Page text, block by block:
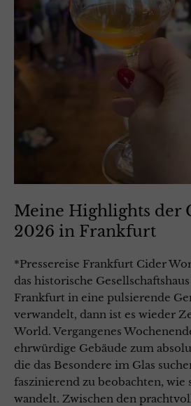
Meine Highlights der
2026 in Frankfurt
*Pressereise Frankfurt Cider
das historische
Frankfurt in eine pulsierende
verwandelt, dann ist es wieder
World. Vergangenes
ehrwürdige Gebäude zum
die das Besondere im Glas
faszinierend zu beobachten, wie
wandelt. Zwischen den